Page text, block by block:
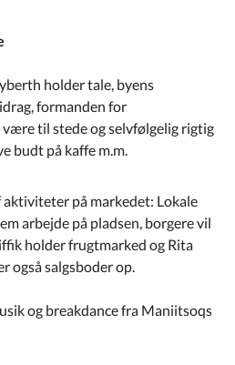
holder tale, byens
formanden for
til stede og selvfølgelig rigtig
budt på kaffe m.m.
aktiviteter på markedet: Lokale
arbejde på pladsen, borgere vil
holder frugtmarked og Rita
også salgsboder op.
og breakdance fra Maniitsoqs